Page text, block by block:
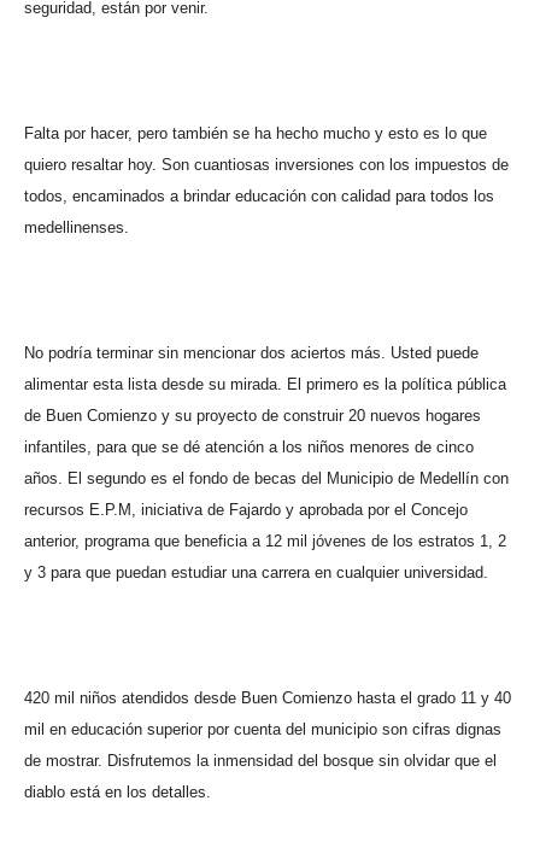
seguridad, están por venir.
Falta por hacer, pero también se ha hecho mucho y esto es lo que
quiero resaltar hoy. Son cuantiosas inversiones con los impuestos de
todos, encaminados a brindar educación con calidad para todos los
medellinenses.
No podría terminar sin mencionar dos aciertos más. Usted puede
alimentar esta lista desde su mirada. El primero es la política pública
de Buen Comienzo y su proyecto de construir 20 nuevos hogares
infantiles, para que se dé atención a los niños menores de cinco
años. El segundo es el fondo de becas del Municipio de Medellín con
recursos E.P.M, iniciativa de Fajardo y aprobada por el Concejo
anterior, programa que beneficia a 12 mil jóvenes de los estratos 1, 2
y 3 para que puedan estudiar una carrera en cualquier universidad.
420 mil niños atendidos desde Buen Comienzo hasta el grado 11 y 40
mil en educación superior por cuenta del municipio son cifras dignas
de mostrar. Disfrutemos la inmensidad del bosque sin olvidar que el
diablo está en los detalles.